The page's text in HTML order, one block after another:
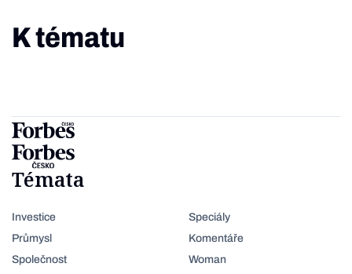
K tématu
Témata
Investice
Průmysl
Společnost
Speciály
Komentáře
Woman